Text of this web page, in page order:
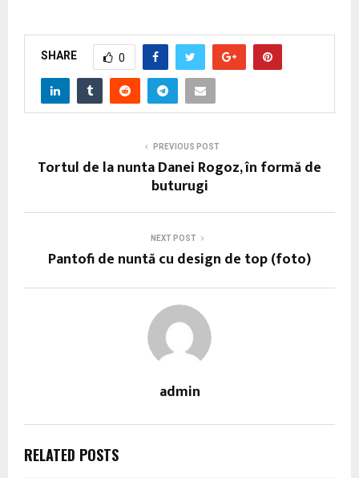
SHARE 0
PREVIOUS POST
Tortul de la nunta Danei Rogoz, în formă de
buturugi
NEXT POST
Pantofi de nuntă cu design de top (foto)
admin
RELATED POSTS